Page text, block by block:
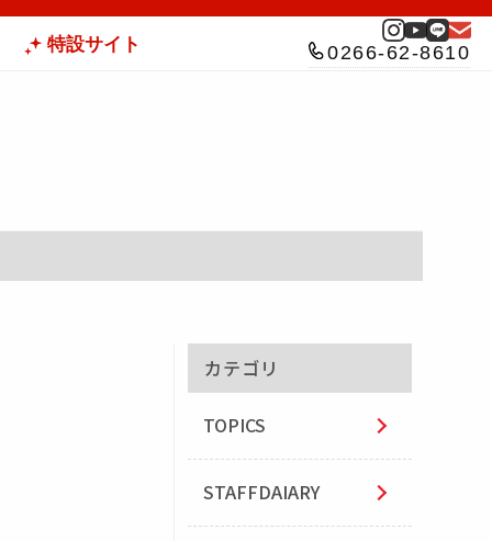
特設サイト 0266-62-8610
カテゴリ
TOPICS
STAFFDAIARY